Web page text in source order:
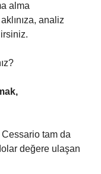
alma
analiz
tam da
değere ulaşan